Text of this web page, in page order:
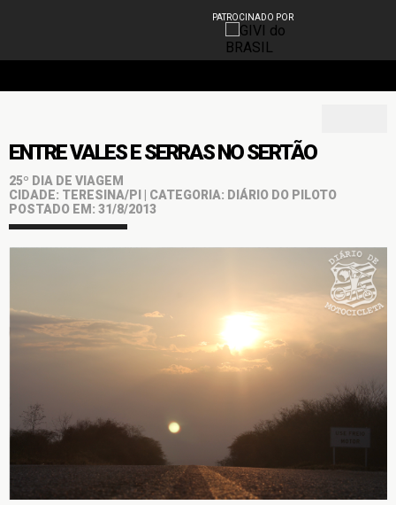
PATROCINADO POR
ENTRE VALES E SERRAS NO SERTÃO
25º DIA DE VIAGEM
CIDADE: TERESINA/PI | CATEGORIA: DIÁRIO DO PILOTO
POSTADO EM: 31/8/2013